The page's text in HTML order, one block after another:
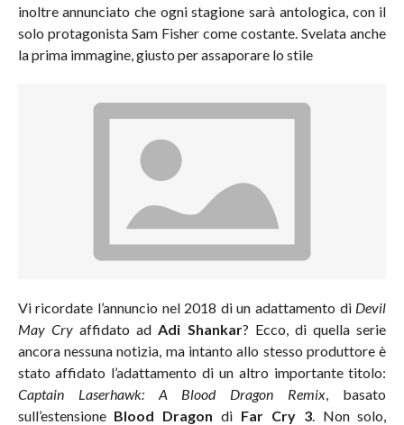
inoltre annunciato che ogni stagione sarà antologica, con il
solo protagonista Sam Fisher come costante. Svelata anche
la prima immagine, giusto per assaporare lo stile
Vi ricordate l’annuncio nel 2018 di un adattamento di Devil
May Cryaffidato ad Adi Shankar? Ecco, di quella serie
ancora nessuna notizia, ma intanto allo stesso produttore è
stato affidato l’adattamento di un altro importante titolo:
Captain Laserhawk: A Blood Dragon Remix , basato
sull’estensione Blood Dragon di Far Cry 3. Non solo,